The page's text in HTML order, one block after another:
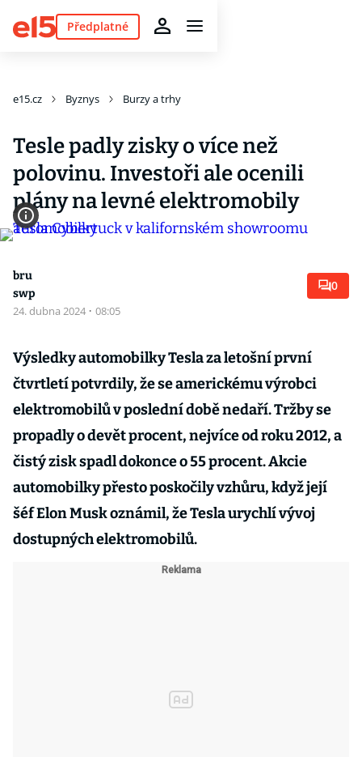
Předplatné
e15.cz Byznys Burzy a trhy
Tesle padly zisky o více než
polovinu. Investoři ale ocenili
plány na levné elektromobily
bru
swp
24. dubna 2024 · 08:05
0
Výsledky automobilky Tesla za letošní první
čtvrtletí potvrdily, že se americkému výrobci
elektromobilů v poslední době nedaří. Tržby se
propadly o devět procent, nejvíce od roku 2012, a
čistý zisk spadl dokonce o 55 procent. Akcie
automobilky přesto poskočily vzhůru, když její
šéf Elon Musk oznámil, že Tesla urychlí vývoj
dostupných elektromobilů.